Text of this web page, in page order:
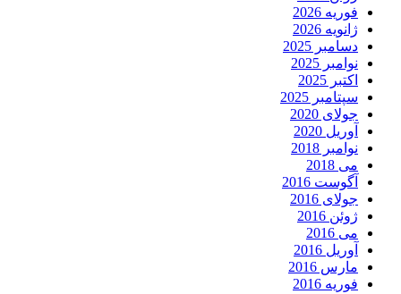
فوریه 2026
ژانویه 2026
دسامبر 2025
نوامبر 2025
اکتبر 2025
سپتامبر 2025
جولای 2020
آوریل 2020
نوامبر 2018
می 2018
آگوست 2016
جولای 2016
ژوئن 2016
می 2016
آوریل 2016
مارس 2016
فوریه 2016